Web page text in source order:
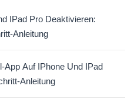
IPad Pro Deaktivieren:
Anleitung
App Auf IPhone Und IPad
Anleitung